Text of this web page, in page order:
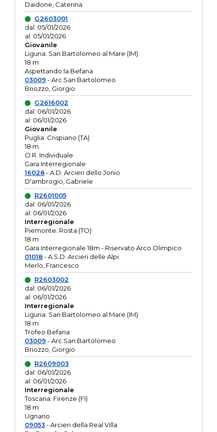
Daidone, Caterina
G2603001
dal: 05/01/2026
al: 05/01/2026
Giovanile
Liguria: San Bartolomeo al Mare (IM)
18 m
Aspettando la Befana
03009 - Arc.San Bartolomeo
Briozzo, Giorgio
G2616002
dal: 06/01/2026
al: 06/01/2026
Giovanile
Puglia: Crispiano (TA)
18 m
O.R. Individuale
Gara Interregionale
16028- A.D. Arcieri dello Jonio
D'ambrogio, Gabriele
R2601005
dal: 06/01/2026
al: 06/01/2026
Interregionale
Piemonte: Rosta (TO)
18 m
Gara Interregionale 18m - Riservato Arco Olimpico
01018- A.S.D. Arcieri delle Alpi
Merlo, Francesco
R2603002
dal: 06/01/2026
al: 06/01/2026
Interregionale
Liguria: San Bartolomeo al Mare (IM)
18 m
Trofeo Befana
03009 - Arc.San Bartolomeo
Briozzo, Giorgio
R2609003
dal: 06/01/2026
al: 06/01/2026
Interregionale
Toscana: Firenze (FI)
18 m
Ugnano
09053- Arcieri della Real Villa